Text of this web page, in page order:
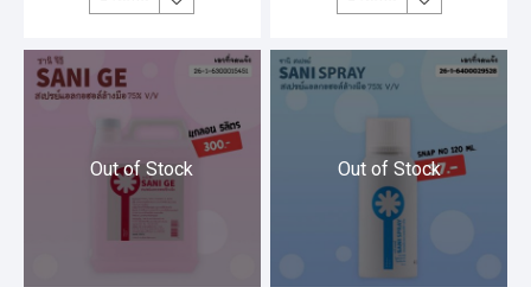
Out of Stock Out of Stock